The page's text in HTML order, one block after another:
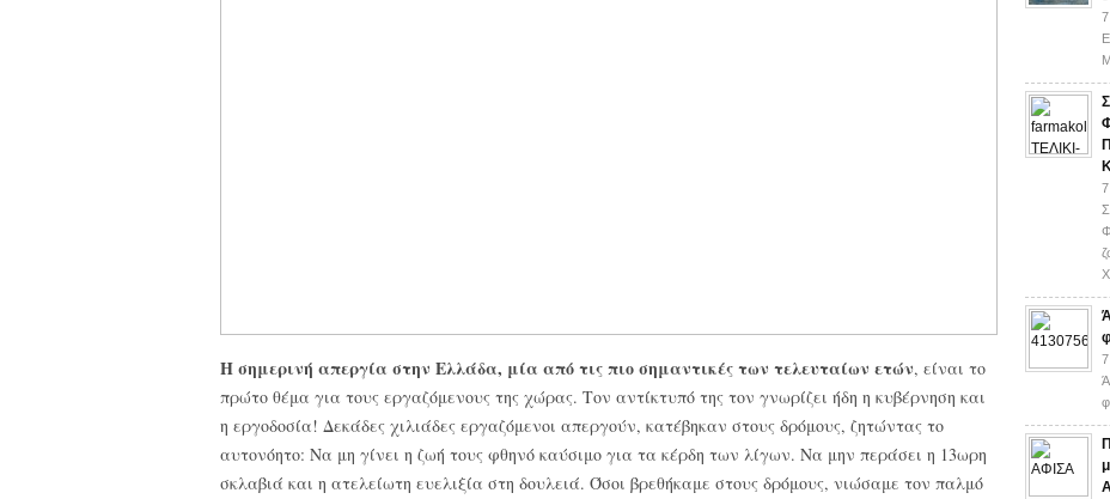
Η σημερινή απεργία στην Ελλάδα, μία από τις πιο σημαντικές των τελευταίων ετών, είναι το
πρώτο θέμα για τους εργαζόμενους της χώρας. Τον αντίκτυπό της τον γνωρίζει ήδη η κυβέρνηση και
η εργοδοσία! Δεκάδες χιλιάδες εργαζόμενοι απεργούν, κατέβηκαν στους δρόμους, ζητώντας το
αυτονόητο: Να μη γίνει η ζωή τους φθηνό καύσιμο για τα κέρδη των λίγων. Να μην περάσει η 13ωρη
σκλαβιά και η ατελείωτη ευελιξία στη δουλειά. Όσοι βρεθήκαμε στους δρόμους, νιώσαμε τον παλμό